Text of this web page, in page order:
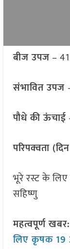
बीज उपज–
संभावित उपज
पौधे की ऊंचाई
परिपक्वता
भूरे रस्ट के लिए
सहिष्णु
महत्वपूर्ण
लिए कृषक